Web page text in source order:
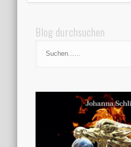
Blog durchsuchen